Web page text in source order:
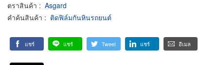
ตราสินค้า : Asgard
คำค้นสินค้า : ติดฟิล์มกันหินรถยนต์
แชร์ แชร์ Tweet แชร์ อีเมล